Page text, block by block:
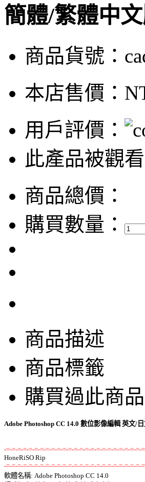
簡體/繁體中
商品貨號：
本店售價：
用戶評價：
此產品被觀
商品總價：
購買數量：
商品描述
商品標籤
購買過此商
Adobe Photoshop CC 14.0 數位影像編輯 英文/
-=-=-=-=-=-=-=-=-=-=-=-=-=-=-=-=-=-=-=-=-=-=-=-=-
-=-=-=-=-=-=-=-=-=-=-=-=-=-=-=-=-=-=-=-=-=-=-=-=-
軟體名稱: Adobe Photoshop CC 14.0